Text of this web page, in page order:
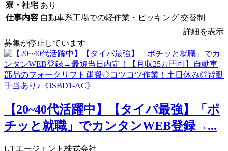
寮・社宅 あり
仕事内容 自動車系工場での軽作業・ピッキング 交替制
詳細を表示
募集が停止しています
【20~40代活躍中】【タイパ最強】「ポ
チッと就職」でカンタンWEB登録→...
UTエージェント株式会社